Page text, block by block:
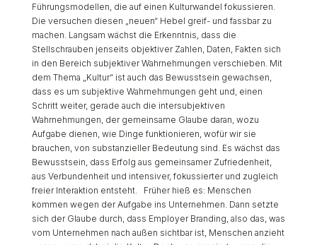
Führungsmodellen, die auf einen Kulturwandel fokussieren.
Die versuchen diesen „neuen“ Hebel greif- und fassbar zu
machen. Langsam wächst die Erkenntnis, dass die
Stellschrauben jenseits objektiver Zahlen, Daten, Fakten sich
in den Bereich subjektiver Wahrnehmungen verschieben. Mit
dem Thema „Kultur“ ist auch das Bewusstsein gewachsen,
dass es um subjektive Wahrnehmungen geht und, einen
Schritt weiter, gerade auch die intersubjektiven
Wahrnehmungen, der gemeinsame Glaube daran, wozu
Aufgabe dienen, wie Dinge funktionieren, wofür wir sie
brauchen, von substanzieller Bedeutung sind. Es wächst das
Bewusstsein, dass Erfolg aus gemeinsamer Zufriedenheit,
aus Verbundenheit und intensiver, fokussierter und zugleich
freier Interaktion entsteht. Früher hieß es: Menschen
kommen wegen der Aufgabe ins Unternehmen. Dann setzte
sich der Glaube durch, dass Employer Branding, also das, was
vom Unternehmen nach außen sichtbar ist, Menschen anzieht